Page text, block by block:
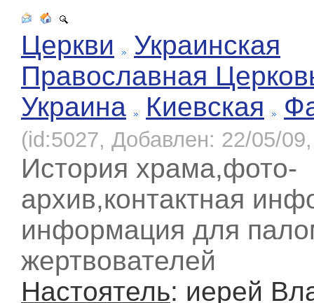
Церкви
Украинская
Православная
Украина
Киевская
(id:5027, Добавлен: 22/05/
История храма,фото-
архив,контактная
информация для
жертвователей
Настоятель: иерей